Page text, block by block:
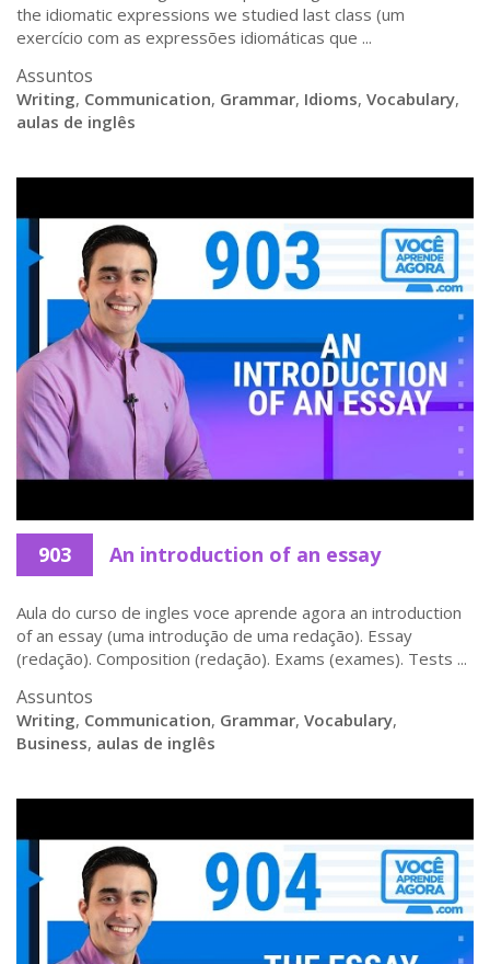
the idiomatic expressions we studied last class (um
exercício com as expressões idiomáticas que ...
Assuntos
Writing, Communication, Grammar, Idioms, Vocabulary,
aulas de inglês
903 An introduction of an essay
Aula do curso de ingles voce aprende agora an introduction
of an essay (uma introdução de uma redação). Essay
(redação). Composition (redação). Exams (exames). Tests ...
Assuntos
Writing, Communication, Grammar, Vocabulary,
Business, aulas de inglês